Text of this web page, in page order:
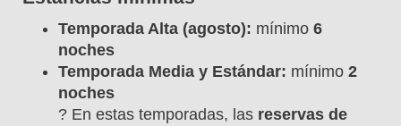
Temporada Alta (agosto): mínimo 6
noches
Temporada Media y Estándar: mínimo 2
noches
? En estas temporadas, las reservas de